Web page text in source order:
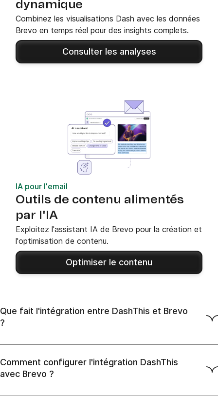
dynamique
Combinez les visualisations Dash avec les données
Brevo en temps réel pour des insights complets.
Consulter les analyses
IA pour l'email
Outils de contenu alimentés
par l'IA
Exploitez l'assistant IA de Brevo pour la création et
l'optimisation de contenu.
Optimiser le contenu
Que fait l'intégration entre DashThis et Brevo
?
Comment configurer l'intégration DashThis
avec Brevo ?